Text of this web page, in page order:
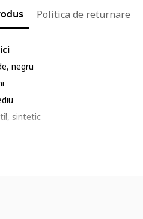
Politica de returnare
negru
sintetic